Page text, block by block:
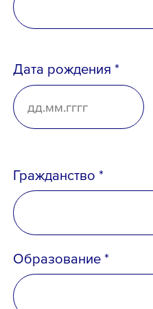
Ознакомлен с
Порядком
Дата рождения *
Гражданство *
Российская
Беларусь
Образование *